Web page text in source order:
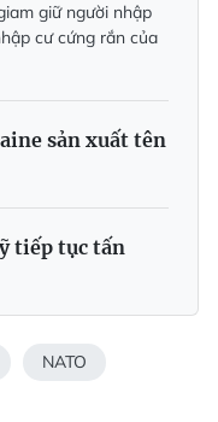
giữ người nhập
cư cứng rắn của
sản xuất tên
tiếp tục tấn
NATO